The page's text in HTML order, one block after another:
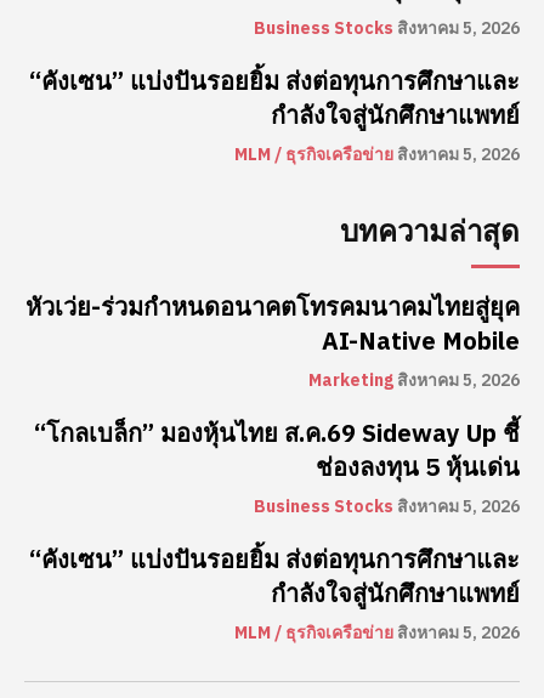
Business Stocks สิงหาคม 5, 2026
“คังเซน” แบ่งปันรอยยิ้ม ส่งต่อทุนการศึกษาและ
กำลังใจสู่นักศึกษาแพทย์
MLM / ธุรกิจเครือข่ายสิงหาคม 5, 2026
บทความล่าสุด
หัวเว่ย-ร่วมกำหนดอนาคตโทรคมนาคมไทยสู่ยุค
AI-Native Mobile
Marketingสิงหาคม 5, 2026
“โกลเบล็ก” มองหุ้นไทย ส.ค.69 Sideway Up ชี้
ช่องลงทุน 5 หุ้นเด่น
Business Stocks สิงหาคม 5, 2026
“คังเซน” แบ่งปันรอยยิ้ม ส่งต่อทุนการศึกษาและ
กำลังใจสู่นักศึกษาแพทย์
MLM / ธุรกิจเครือข่ายสิงหาคม 5, 2026